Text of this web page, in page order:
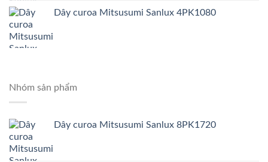
Dây curoa Mitsusumi Sanlux 4PK1080
Nhóm sản phẩm
Dây curoa Mitsusumi Sanlux 8PK1720